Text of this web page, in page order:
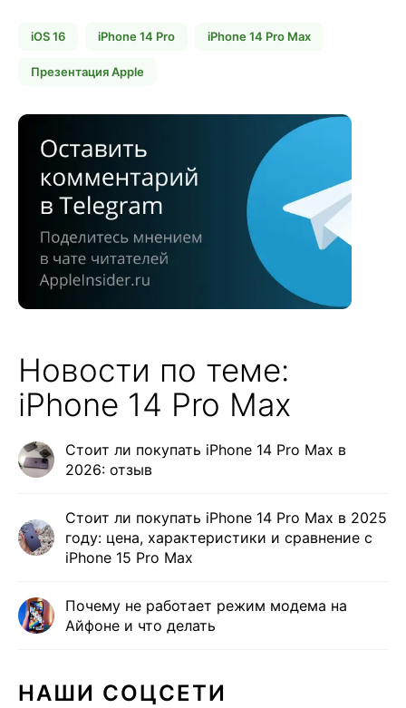
iOS 16 iPhone 14 Pro iPhone 14 Pro Max
Презентация Apple
Новости по теме:
iPhone 14 Pro Max
Стоит ли покупать iPhone 14 Pro Max в
2026: отзыв
Стоит ли покупать iPhone 14 Pro Max в 2025
году: цена, характеристики и сравнение с
iPhone 15 Pro Max
Почему не работает режим модема на
Айфоне и что делать
НАШИ СОЦСЕТИ